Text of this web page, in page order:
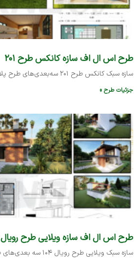
طرح اس ال اف سازه کانکس طرح ۲۰۱
سازه سبک کانکس طرح ۲۰۱ سه‌بعدی‌های طرح پلان
جزئیات طرح »
طرح اس ال اف سازه ویلایی طرح رویال ۱۰۴
سازه سبک ویلایی طرح رویال ۱۰۴ سه بعدی‌های طرح پلان‌ها